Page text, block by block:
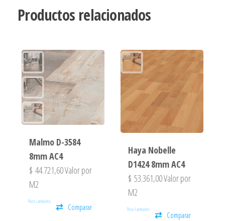
Productos relacionados
Malmo D-3584
8mm AC4
$ 44.721,60Valor por
M2
Pisos Laminados
Comparar
Haya Nobelle
D1424 8mm AC4
$ 53.361,00Valor por
M2
Pisos Laminados
Comparar